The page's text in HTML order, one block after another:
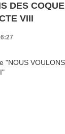
DES
VIII